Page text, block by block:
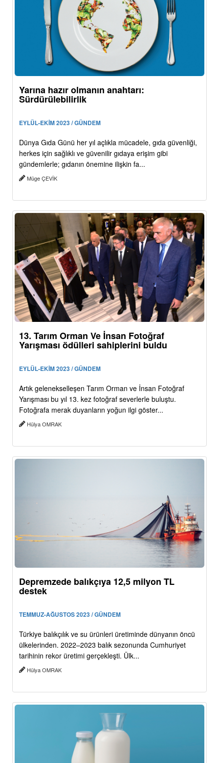
Yarına hazır olmanın anahtarı:
Sürdürülebilirlik
EYLÜL-EKİM 2023 / GÜNDEM
Dünya Gıda Günü her yıl açlıkla mücadele, gıda güvenliği,
herkes için sağlıklı ve güvenilir gıdaya erişim gibi
gündemlerle; gıdanın önemine ilişkin fa...
Müge ÇEVİK
13. Tarım Orman Ve İnsan Fotoğraf
Yarışması ödülleri sahiplerini buldu
EYLÜL-EKİM 2023 / GÜNDEM
Artık gelenekselleşen Tarım Orman ve İnsan Fotoğraf
Yarışması bu yıl 13. kez fotoğraf severlerle buluştu.
Fotoğrafa merak duyanların yoğun ilgi göster...
Hülya OMRAK
Depremzede balıkçıya 12,5 milyon TL
destek
TEMMUZ-AĞUSTOS 2023 / GÜNDEM
Türkiye balıkçılık ve su ürünleri üretiminde dünyanın öncü
ülkelerinden. 2022–2023 balık sezonunda Cumhuriyet
tarihinin rekor üretimi gerçekleşti. Ülk...
Hülya OMRAK